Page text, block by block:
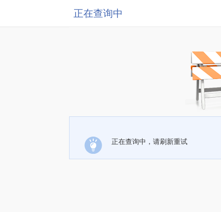
正在查询中
正在查询中，请刷新重试